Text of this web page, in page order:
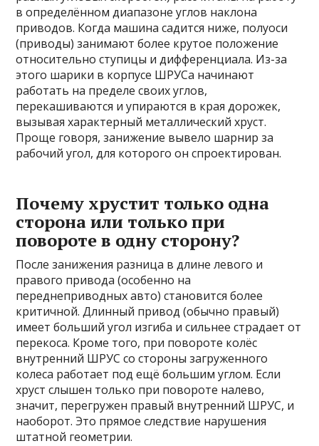
в определённом диапазоне углов наклона
приводов. Когда машина садится ниже, полуоси
(приводы) занимают более крутое положение
относительно ступицы и дифференциала. Из-за
этого шарики в корпусе ШРУСа начинают
работать на пределе своих углов,
перекашиваются и упираются в края дорожек,
вызывая характерный металлический хруст.
Проще говоря, занижение вывело шарнир за
рабочий угол, для которого он спроектирован.
Почему хрустит только одна
сторона или только при
повороте в одну сторону?
После занижения разница в длине левого и
правого привода (особенно на
переднеприводных авто) становится более
критичной. Длинный привод (обычно правый)
имеет больший угол изгиба и сильнее страдает от
перекоса. Кроме того, при повороте колёс
внутренний ШРУС со стороны загруженного
колеса работает под ещё большим углом. Если
хруст слышен только при повороте налево,
значит, перегружен правый внутренний ШРУС, и
наоборот. Это прямое следствие нарушения
штатной геометрии.